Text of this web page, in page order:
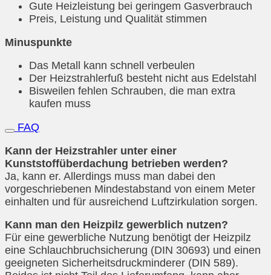
Gute Heizleistung bei geringem Gasverbrauch
Preis, Leistung und Qualität stimmen
Minuspunkte
Das Metall kann schnell verbeulen
Der Heizstrahlerfuß besteht nicht aus Edelstahl
Bisweilen fehlen Schrauben, die man extra
kaufen muss
FAQ
Kann der Heizstrahler unter einer
Kunststoffüberdachung betrieben werden?
Ja, kann er. Allerdings muss man dabei den
vorgeschriebenen Mindestabstand von einem Meter
einhalten und für ausreichend Luftzirkulation sorgen.
Kann man den Heizpilz gewerblich nutzen?
Für eine gewerbliche Nutzung benötigt der Heizpilz
eine Schlauchbruchsicherung (DIN 30693) und einen
geeigneten Sicherheitsdruckminderer (DIN 589).